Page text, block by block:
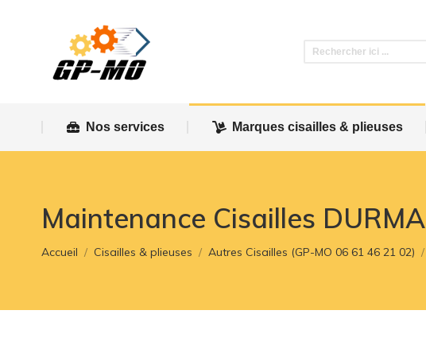
Nos services Marques cisailles & plieuses
Maintenance Cisailles DURMA
Vous êtes ici :
Accueil Cisailles & plieuses Autres Cisailles (GP-MO 06 61 46 21 02)
Nos services